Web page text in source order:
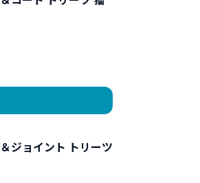
ジョイント トリーツ